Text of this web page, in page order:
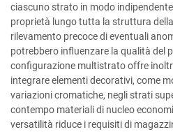
ciascuno strato in modo
proprietà lungo tutta la struttura
rilevamento precoce di eventuali
potrebbero influenzare la qualità del
configurazione multistrato offre
integrare elementi decorativi, come
variazioni cromatiche, negli strati
contempo materiali di nucleo
versatilità riduce i requisiti di